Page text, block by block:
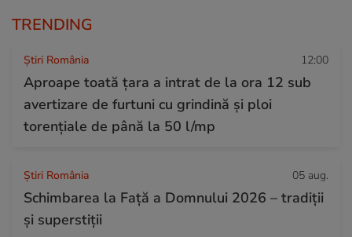
TRENDING
Știri România 12:00
Aproape toată țara a intrat de la ora 12 sub
avertizare de furtuni cu grindină și ploi
torențiale de până la 50 l/mp
Știri România 05 aug.
Schimbarea la Față a Domnului 2026 – tradiții
și superstiții